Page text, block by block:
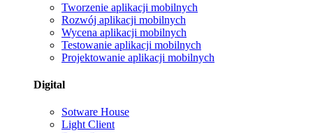
Tworzenie aplikacji mobilnych
Rozwój aplikacji mobilnych
Wycena aplikacji mobilnych
Testowanie aplikacji mobilnych
Projektowanie aplikacji mobilnych
Digital
Sotware House
Light Client